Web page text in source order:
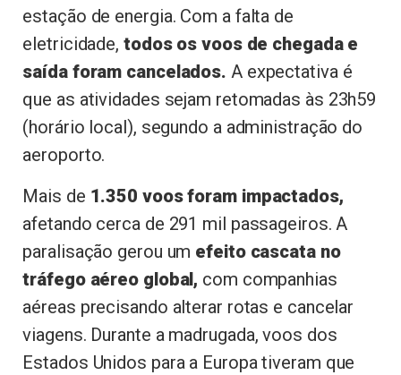
estação de energia. Com a falta de
eletricidade, todos os voos de chegada e
saída foram cancelados. A expectativa é
que as atividades sejam retomadas às 23h59
(horário local), segundo a administração do
aeroporto.
Mais de 1.350 voos foram impactados,
afetando cerca de 291 mil passageiros. A
paralisação gerou um efeito cascata no
tráfego aéreo global, com companhias
aéreas precisando alterar rotas e cancelar
viagens. Durante a madrugada, voos dos
Estados Unidos para a Europa tiveram que